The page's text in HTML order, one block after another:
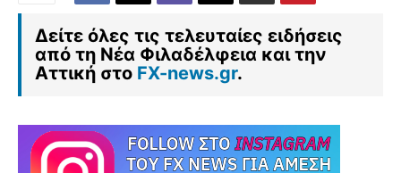
Δείτε όλες τις τελευταίες ειδήσεις
από τη Νέα Φιλαδέλφεια και την
Αττική στο FX-news.gr.